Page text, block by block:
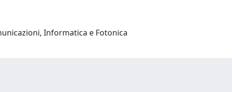
Informatica e Fotonica